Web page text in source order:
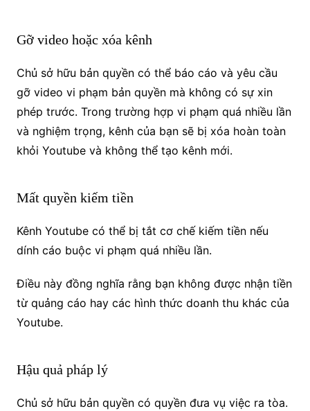
Gỡ video hoặc xóa kênh
Chủ sở hữu bản quyền có thể báo cáo và yêu cầu
gỡ video vi phạm bản quyền mà không có sự xin
phép trước. Trong trường hợp vi phạm quá nhiều lần
và nghiệm trọng, kênh của bạn sẽ bị xóa hoàn toàn
khỏi Youtube và không thể tạo kênh mới.
Mất quyền kiếm tiền
Kênh Youtube có thể bị tắt cơ chế kiếm tiền nếu
dính cáo buộc vi phạm quá nhiều lần.
Điều này đồng nghĩa rằng bạn không được nhận tiền
từ quảng cáo hay các hình thức doanh thu khác của
Youtube.
Hậu quả pháp lý
Chủ sở hữu bản quyền có quyền đưa vụ việc ra tòa.